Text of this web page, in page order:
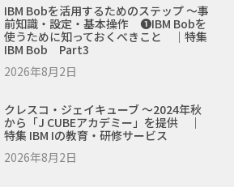
IBM Bobを活用するためのステップ ～事
前知識・設定・基本操作 ❶IBM Bobを
使うために知っておくべきこと ｜特集
IBM Bob Part3
2026年8月2日
クレスコ・ジェイキューブ ～2024年秋
から「J CUBEアカデミー」を提供 ｜
特集 IBM Iの教育・研修サービス
2026年8月2日